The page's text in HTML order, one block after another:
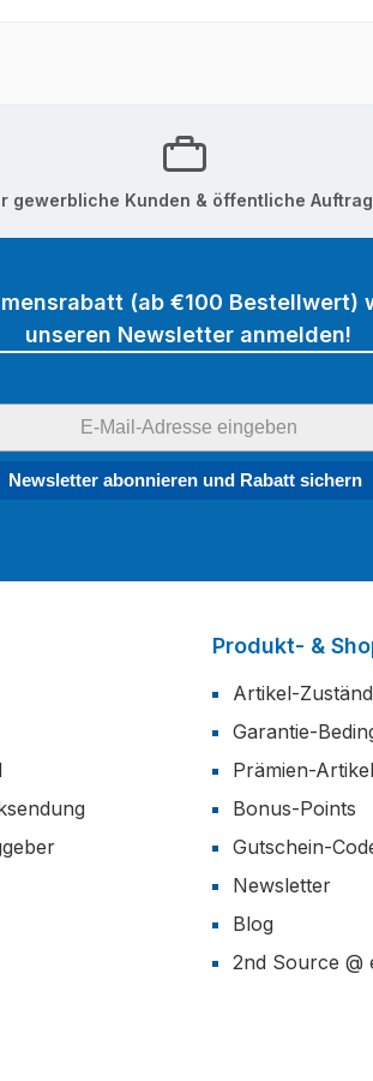
gewerbliche Kunden & öffentliche
(ab €100
unseren Newsletter anmelden!
Newsletter abonnieren und Rabatt sichern
Produkt- &
Artikel-
Garantie-
Prämien-Artikel
Bonus-Points
Gutschein-
Newsletter
Blog
2nd Source @